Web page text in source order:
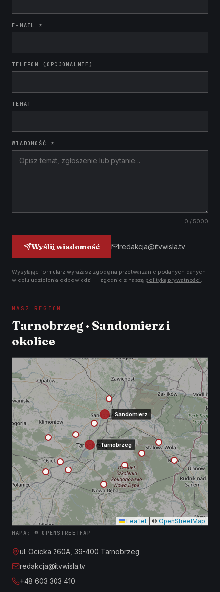
E-MAIL *
TELEFON (OPCJONALNIE)
TEMAT
WIADOMOŚĆ *
0 / 5000
Wyślij wiadomość redakcja@itvwisla.tv
Wysyłając formularz wyrażasz zgodę na przetwarzanie podanych danych
w celu udzielenia odpowiedzi — zgodnie z naszą polityką prywatności.
NASZ REGION
Tarnobrzeg · Sandomierz i
okolice
Tarnobrzeg
Sandomierz
Leaflet © OpenStreetMap
MAPA: © OPENSTREETMAP
ul. Ocicka 260A, 39-400 Tarnobrzeg
redakcja@itvwisla.tv
+48 603 303 410